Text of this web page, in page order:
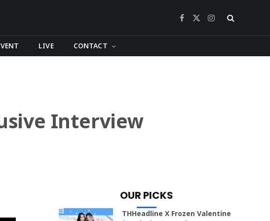
Facebook
X
Instagram
LIVE CONTACT
Interview
OUR PICKS
THHeadline X Frozen Valentine